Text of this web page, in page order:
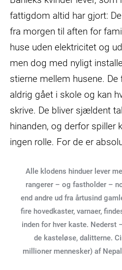
fattigdom altid har gjort:
fra morgen til aften for
huse uden elektricitet og
men dog med nyligt
stierne mellem husene. De
aldrig gået i skole og kan
skrive. De bliver sjældent
hinanden, og derfor spiller
ingen rolle. For de er
Alle klodens hinduer lever
rangerer – og fastholder –
end andre ud fra årtusind
fire hovedkaster, varnaer,
inden for hver kaste. Nederst
de kasteløse, dalitterne.
millioner mennesker) af